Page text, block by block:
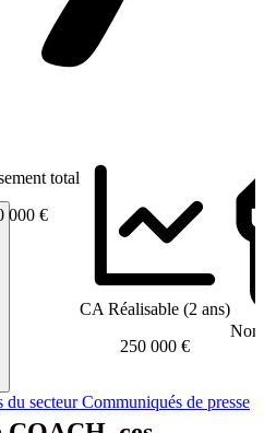
du secteur Communiqués de presse
total
000 €
CA Réalisable (2 ans)
250 000 €